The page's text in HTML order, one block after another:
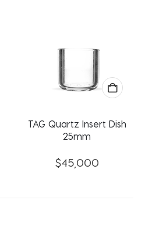
TAG Quartz Insert Dish
25mm
$45,000